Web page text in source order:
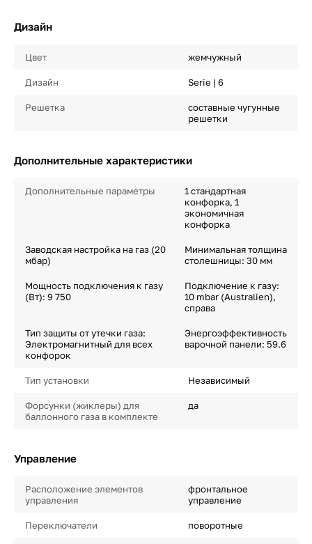
Дизайн
Цвет жемчужный
Дизайн Serie | 6
Решетка
составные чугунные
решетки
Дополнительные характеристики
Дополнительные параметры
1 стандартная
конфорка, 1
экономичная
конфорка
Заводская настройка на газ (20
мбар)
Минимальная толщина
столешницы: 30 мм
Мощность подключения к газу
(Вт): 9 750
Подключение к газу:
10 mbar (Australien),
справа
Тип защиты от утечки газа:
Электромагнитный для всех
конфорок
Энергоэффективность
варочной панели: 59.6
Тип установки Независимый
Форсунки (жиклеры) для
баллонного газа в комплекте
да
Управление
Расположение элементов
управления
фронтальное
управление
Переключатели поворотные